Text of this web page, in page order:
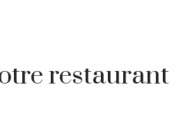
restaurant